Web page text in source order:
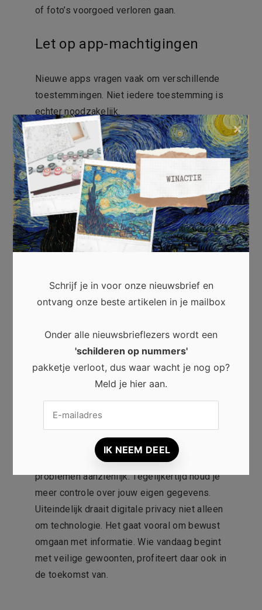
of foto’s voorgoed verloren gaan.
Let op app-machtigingen
Nieuwe apps vragen vaak om verschillende
toestemmingen. Niet iedere toestemming is
echter noodzakelijk.
Controleer daarom welke gegevens een app
wil gebruiken. Heeft een zaklamp-app echt
toegang nodig tot jouw contacten? Meestal
niet.
Door kritisch te blijven, bescherm je jouw
persoonlijke gegevens beter.
kleine gewoonten
Online veiligheid vraagt geen technische
kennis. Kleine dagelijkse keuzes maken al
een groot verschil. Gebruik sterke
wachtwoorden. Werk software tijdig bij.
Denk bovendien goed na voordat je
persoonlijke informatie deelt.
Daardoor verklein je de kans op digitale
problemen aanzienlijk. Tegelijkertijd houd je
meer controle over jouw eigen gegevens.
Uiteindelijk draait digitale privacy niet alleen
om technologie. Het gaat vooral om bewust
omgaan met informatie. Wie vandaag begint
met veilige gewoonten, profiteert daar ook in
de toekomst van.
Schrijf je in voor onze nieuwsbrief en
ontvang onze beste artikelen in je mailbox
Onder alle nieuwsbrieflezers wordt een
'schilderen op nummers'
pakketje verloot, dus waar wacht je nog op?
Meld je hier aan.
×